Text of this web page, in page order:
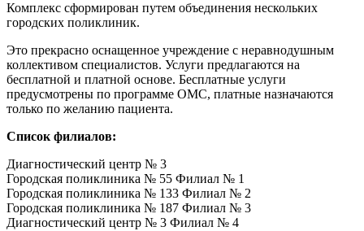
Комплекс сформирован путем объединения нескольких
городских поликлиник.
Это прекрасно оснащенное учреждение с неравнодушным
коллективом специалистов. Услуги предлагаются на
бесплатной и платной основе. Бесплатные услуги
предусмотрены по программе ОМС, платные назначаются
только по желанию пациента.
Список филиалов:
Диагностический центр № 3
Городская поликлиника № 55 Филиал № 1
Городская поликлиника № 133 Филиал № 2
Городская поликлиника № 187 Филиал № 3
Диагностический центр № 3 Филиал № 4